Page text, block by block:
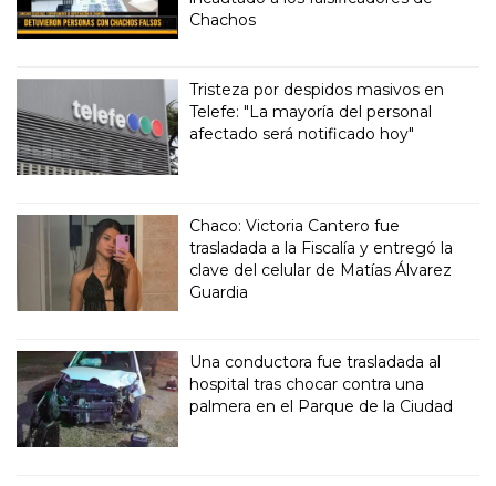
Chachos
Tristeza por despidos masivos en
Telefe: "La mayoría del personal
afectado será notificado hoy"
Chaco: Victoria Cantero fue
trasladada a la Fiscalía y entregó la
clave del celular de Matías Álvarez
Guardia
Una conductora fue trasladada al
hospital tras chocar contra una
palmera en el Parque de la Ciudad